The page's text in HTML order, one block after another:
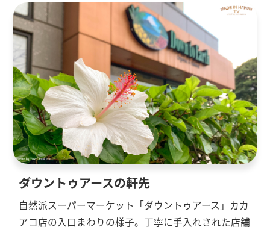
ダウントゥアースの軒先
自然派スーパーマーケット「ダウントゥアース」カカ
アコ店の入口まわりの様子。丁寧に手入れされた店舗